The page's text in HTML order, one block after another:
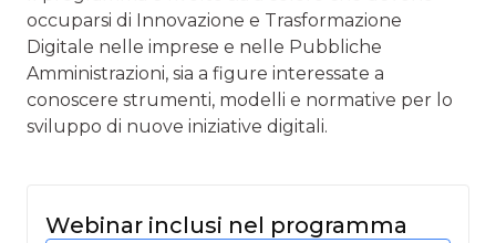
occuparsi di Innovazione e Trasformazione
Digitale nelle imprese e nelle Pubbliche
Amministrazioni, sia a figure interessate a
conoscere strumenti, modelli e normative per lo
sviluppo di nuove iniziative digitali.
Webinar inclusi nel programma